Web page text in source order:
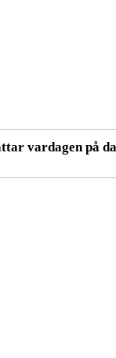
vardagen på